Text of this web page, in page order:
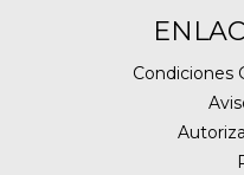
Condiciones